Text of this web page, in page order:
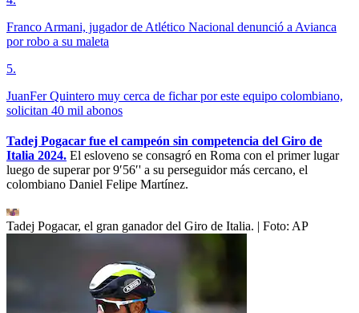
Franco Armani, jugador de Atlético Nacional denunció a Avianca
por robo a su maleta
5.
JuanFer Quintero muy cerca de fichar por este equipo colombiano,
solicitan 40 mil abonos
Tadej Pogacar fue el campeón sin competencia del Giro de
Italia 2024. El esloveno se consagró en Roma con el primer lugar
luego de superar por 9′56′' a su perseguidor más cercano, el
colombiano Daniel Felipe Martínez.
Tadej Pogacar, el gran ganador del Giro de Italia. | Foto: AP